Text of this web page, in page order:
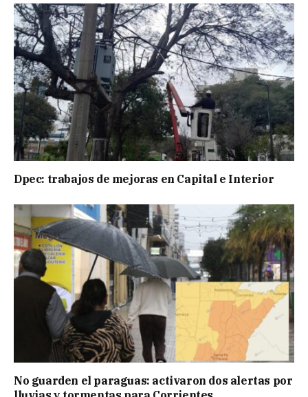
Dpec: trabajos de mejoras en Capital e Interior
No guarden el paraguas: activaron dos alertas por